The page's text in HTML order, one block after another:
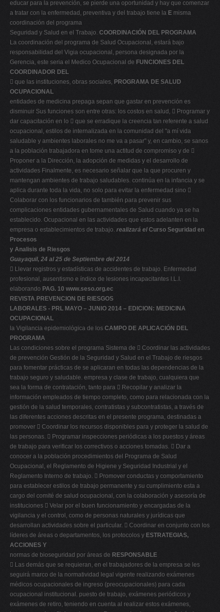
educar para la prevención, se pierde una oportunidad y hay que comenzar
a tratar con la enfermedad, preventiva y del trabajo tiene la E misma
coordinación del programa
Seguridad y Salud en el Trabajo. COORDINACIÓN DEL PROGRAMA
La coordinación del programa de Salud Ocupacional, estará bajo
responsabilidad del Vigia ocupacional, persona designada por la
Gerencia, este seria el Medico Ocupacional de FUNCIONES DEL
COORDINADOR DEL
 que las instituciones, obras sociales, PROGRAMA DE SALUD
OCUPACIONAL
entidades de medicina prepaga sepan que gastar en prevención es
disminuir Sus funciones son entre otras: los costos en salud,  Programar y
dar capacitación en lo  que se erradique la creencia tan referente a salud
ocupacional, estilos de internalizada en la comunidad del "a mí vida
saludable y ambientes laborales no me va a pasar" y, en cambio, se sanos
a la población trabajadora en tome una actitud de compromiso y de 
Proponer a la Dirección, la adopción de medidas y el desarrollo de
actividades Finalmente, es necesario señalar que la que procuren y
mantengan ambientes de trabajo saludables. continúa en la infancia y se
aplica durante toda la vida, no solo para evitar la enfermedad sino 
Colaborar con los funcionarios de también para prevenir sus
complicaciones entidades gubernamentales de Salud cuando ya se ha
establecido. Ocupacional en las actividades que estos adelanten en la
empresa o establecimientos de trabajo. realizará elCurso Seguridad en
Procesos
y Analisis de Riesgos
Guayaquil, 24 al 25 de Septiembre del 2014
 Llevar registros y estadísticas de accidentes de trabajo. Enfermedad
profesional, ausentismo e índice de lesiones incapacitantes I.L.I.
elaborando PAG. 10 www.seso.org.ec
REVISTA PREVENCION DE RIESGOS
LABORALES - PRL MAYO – JUNIO 2014 – EDICION: MEDICINA
OCUPACIONAL
la Vigilancia epidemiológica de los CAMPO DE APLICACIÓN DEL
PROGRAMA
Las condiciones sobre el programa Sistema de  Coordinar las actividades
de prevención Gestión de la Seguridad y Salud en el Trabajo de riesgos
para fomentar prácticas de se aplicaran en todas las dependencias de la
trabajo seguro y saludable. empresa y clase de trabajo, cualquiera que
sea la forma de contratación, tanto para  Recopilar y analizar la
información empleados de tiempo completo, como para relacionada con la
gestión de la salud temporales, contratistas y subcontratistas, a través de
las diferentes acciones descritas en el presente programa, destinadas a
promover  Coordinar los recursos disponibles para y proteger la salud de
las personas.  Programar inspecciones periódicas a los puestos y áreas
de trabajo para verificar los correctivos o acciones tomadas.  Dar a
conocer a la población procedimientos del Programa de Salud
Ocupacional, el Reglamento de Higiene y Seguridad Industrial y el
Reglamento Interno de trabajo.  Promover conductas y comportamiento
para establecer estilos de trabajo permanente y su cumplimiento esta a
cargo del comité de salud ocupacional, con la colaboración y asesoría de
instituciones  Velar por el buen funcionamiento y encargadas de la
vigilancia y el control, como de personas naturales y jurídicas que
desarrollan actividades sobre el particular.  Coordinar en conjunto con los
líderes de áreas o departamentos, los protocolos y ESTRATEGIAS,
ACCIONES Y
normas de bioseguridad por áreas de RESPONSABLE
 Las demás que se requieran, en el trabajadores de la empresa se les
seguirá marco de la normatividad legal vigente realizando exámenes
médicos ocupacionales de ingreso (preocupacionales) para cada
ocupacional institucional. puesto de trabajo, exámenes periódicos y
exámenes de retiro, teniendo en cuenta al realizar estos exámenes,